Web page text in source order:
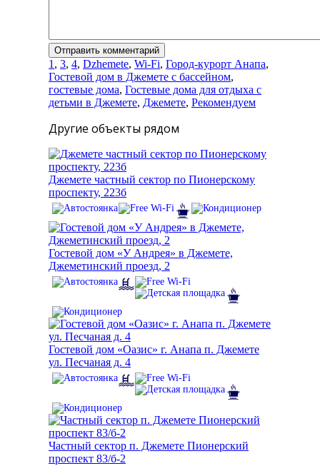
1 , 3, 4, Dzhemete, Wi-Fi, Город-курорт Анапа,
Гостевой дом в Джемете с бассейном,
гостевые дома, Гостевые дома для отдыха с
детьми в Джемете, Джемете, Рекомендуем
Другие объекты рядом
Джемете частный сектор по Пионерскому
проспекту, 223б
Гостевой дом «У Андрея» в Джемете,
Джеметинский проезд, 2
Гостевой дом «Оазис» г. Анапа п. Джемете
ул. Песчаная д. 4
Частный сектор п. Джемете Пионерский
проспект 83/б-2